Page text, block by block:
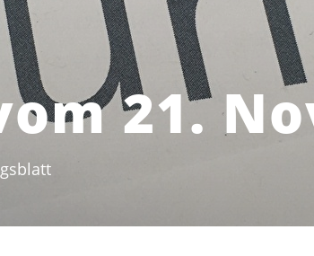
21.
(ausgewählt)